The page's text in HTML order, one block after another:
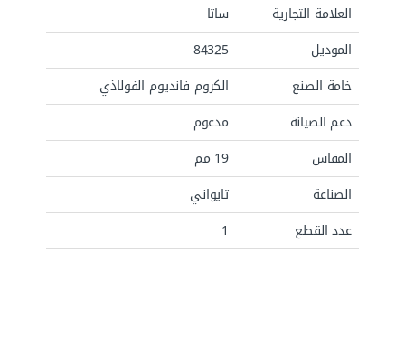
العلامة التجارية
ساتا
الموديل
84325‏
خامة الصنع
الكروم فانديوم الفولاذي
دعم الصيانة
مدعوم
المقاس
19 مم
الصناعة
تايواني
عدد القطع
1